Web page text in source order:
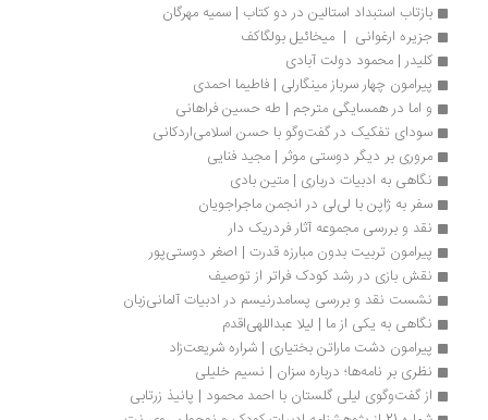
بازتاب استبداد استالین در دو کتاب | سمیه مهرگان
جزیره ارغوانی  |  میخائیل بولگاکف
کلیدر | محمود دولت آبادی
پیرامون چهار سرباز مینگارلی | فاطیما احمدی
و اما در همسایگی مترجم | طه حسین فراهانی
سودای تفکیک در گفت‌وگو با حسن اسلامی‌اردکانی
مروری بر دیگر دوستی موثر | مجید فنایی
نگاهی به ادبیات درباری | متین بادی
سفر به ژاپن با لی‌لی در انجمن ماجراجویان
نقد و بررسی مجموعه آثار فردریک دار
پیرامون تربیت بدون مبارزه قدرت | اصغر دوستی‌پور
نقش بازی در رشد کودک فراتر از توصیف
نشست نقد و بررسی پسامدرنیسم در ادبیات آلمانی‌زبان
نگاهی به یکی از ما | لیلا عبداللهی‌اقدم
پیرامون دشت ماراتن بختیاری | شراره شریعت‌زاد
نظری بر نامه‌ها؛ درباره سزان | نسیم خلیلی
از گفت‌وگوی لیلی گلستان با احمد محمود | پانیذ زرتابی